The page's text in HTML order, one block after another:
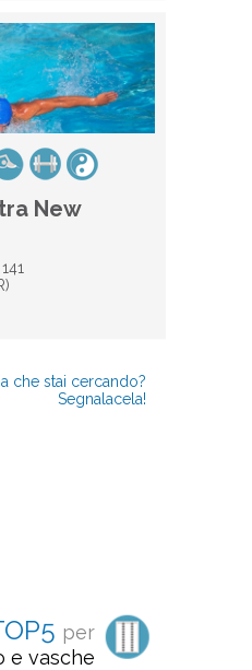
New
che stai cercando?
Segnalacela!
per
e vasche